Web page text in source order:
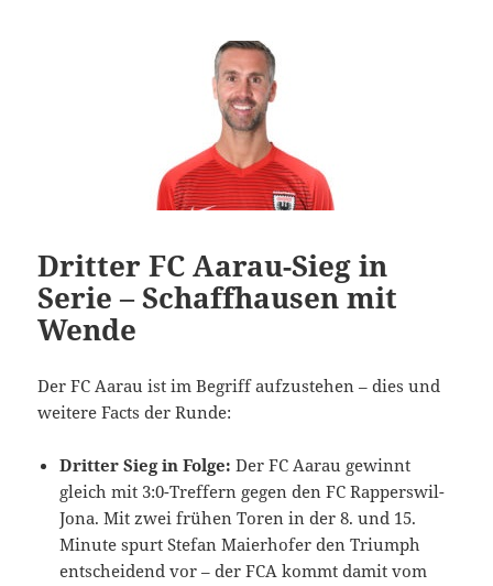
Dritter FC Aarau-Sieg in
Serie – Schaffhausen mit
Wende
Der FC Aarau ist im Begriff aufzustehen – dies und
weitere Facts der Runde:
Dritter Sieg in Folge: Der FC Aarau gewinnt
gleich mit 3:0-Treffern gegen den FC Rapperswil-
Jona. Mit zwei frühen Toren in der 8. und 15.
Minute spurt Stefan Maierhofer den Triumph
entscheidend vor – der FCA kommt damit vom